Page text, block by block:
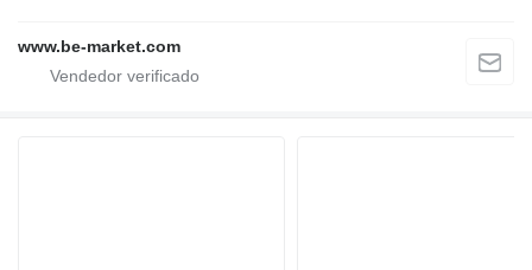
www.be-market.com